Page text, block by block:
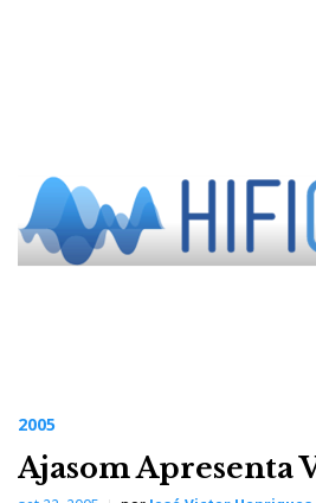
2005
Ajasom Apresenta